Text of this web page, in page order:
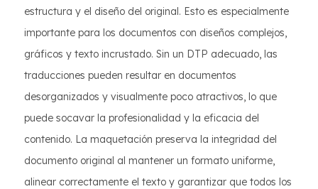
estructura y el diseño del original. Esto es especialmente
importante para los documentos con diseños complejos,
gráficos y texto incrustado. Sin un DTP adecuado, las
traducciones pueden resultar en documentos
desorganizados y visualmente poco atractivos, lo que
puede socavar la profesionalidad y la eficacia del
contenido. La maquetación preserva la integridad del
documento original al mantener un formato uniforme,
alinear correctamente el texto y garantizar que todos los